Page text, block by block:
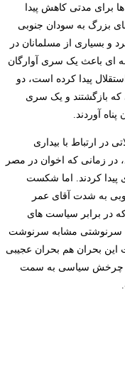
برای مدتی کاهش پیدا
بزرگ به سودان جنوبی
و بسیاری از مسلمانان در
ای باعث یک سری آوارگان
پیدا کرده است، دو
بازگشتند و یک سری
آوردند.
در ارتباط با بیداری
در زمانی که اخوان در مصر
پیدا کردند. اما شکست
به شدت آقای عمر
در برابر سیاست های
سرنوشتی مشابه سرنوشت
این بحران هم بحران عجیبی
چرخش سیاسی به سمت